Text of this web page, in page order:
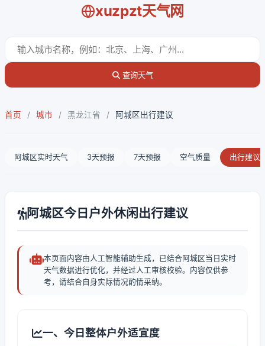
xuzpzt天气网
查询天气
首页 / 城市 / 黑龙江省 / 阿城区出行建议
阿城区实时天气 3天预报 7天预报 空气质量 出行建议
阿城区今日户外休闲出行建议
本页面内容由人工智能辅助生成，已结合阿城区当日实时
天气数据进行优化，并经过人工审核校验。内容仅供参
考，请结合自身实际情况酌情采纳。
一、今日整体户外适宜度